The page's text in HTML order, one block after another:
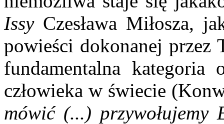
IssyCzesława Miłosza,
powieści dokonanej przez
fundamentalna kategoria
człowieka w świecie
mówić (...) przywołujemy